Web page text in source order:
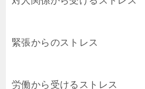
緊張からのストレス
労働から受けるストレス